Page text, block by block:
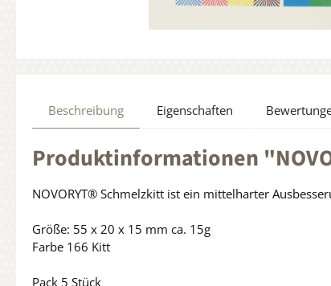
Beschreibung Eigenschaften
Produktinformationen
NOVORYT® Schmelzkitt ist ein mittelharter
Größe: 55 x 20 x 15 mm ca. 15g
Farbe 166 Kitt
Pack 5 Stück